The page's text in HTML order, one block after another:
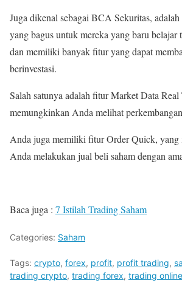
Juga dikenal sebagai BCA Sekuritas,
yang bagus untuk mereka yang baru belajar
dan memiliki banyak fitur yang dapat
berinvestasi.
Salah satunya adalah fitur Market Data
memungkinkan Anda melihat
Anda juga memiliki fitur Order Quick, yang
Anda melakukan jual beli saham dengan
Baca juga : 7 Istilah Trading Saham
Categories: Saham
Tags: crypto, forex, profit, profit trading,
trading crypto, trading forex, trading online